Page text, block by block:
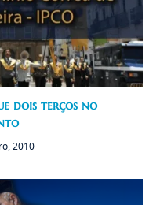
dois terços no
2010